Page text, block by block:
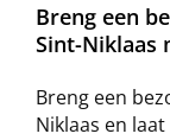
Breng een
Sint-Niklaas
Breng een
Niklaas en